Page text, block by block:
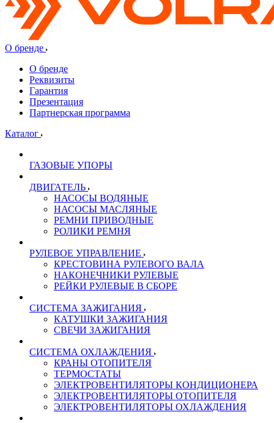
О бренде
О бренде
Реквизиты
Гарантия
Презентация
Партнерская программа
Каталог
ГАЗОВЫЕ УПОРЫ
ДВИГАТЕЛЬ
НАСОСЫ ВОДЯНЫЕ
НАСОСЫ МАСЛЯНЫЕ
РЕМНИ ПРИВОДНЫЕ
РОЛИКИ РЕМНЯ
РУЛЕВОЕ УПРАВЛЕНИЕ
КРЕСТОВИНА РУЛЕВОГО ВАЛА
НАКОНЕЧНИКИ РУЛЕВЫЕ
РЕЙКИ РУЛЕВЫЕ В СБОРЕ
СИСТЕМА ЗАЖИГАНИЯ
КАТУШКИ ЗАЖИГАНИЯ
СВЕЧИ ЗАЖИГАНИЯ
СИСТЕМА ОХЛАЖДЕНИЯ
КРАНЫ ОТОПИТЕЛЯ
ТЕРМОСТАТЫ
ЭЛЕКТРОВЕНТИЛЯТОРЫ КОНДИЦИОНЕРА
ЭЛЕКТРОВЕНТИЛЯТОРЫ ОТОПИТЕЛЯ
ЭЛЕКТРОВЕНТИЛЯТОРЫ ОХЛАЖДЕНИЯ